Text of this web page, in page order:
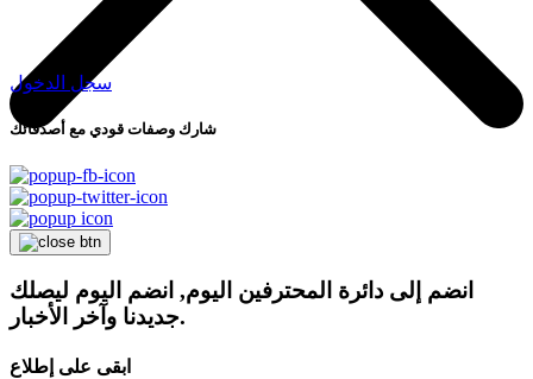
سجل الدخول
شارك وصفات قودي مع أصدقائك
انضم إلى دائرة المحترفين اليوم, انضم اليوم ليصلك
جديدنا وآخر الأخبار.
ابقى على إطلاع